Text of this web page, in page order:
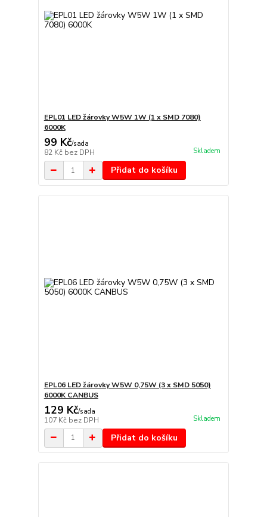
EPL01 LED žárovky W5W 1W (1 x SMD 7080)
6000K
99 Kč/sada
82 Kč bez DPH Skladem
Přidat do košíku
EPL06 LED žárovky W5W 0,75W (3 x SMD 5050)
6000K CANBUS
129 Kč/sada
107 Kč bez DPH Skladem
Přidat do košíku